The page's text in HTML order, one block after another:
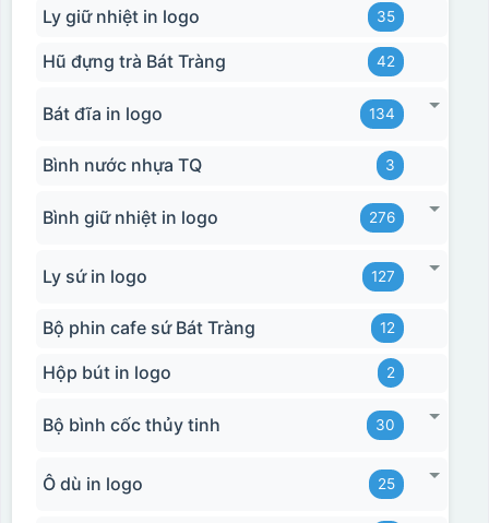
Ly giữ nhiệt in logo 35
Hũ đựng trà Bát Tràng 42
Bát đĩa in logo 134
Bình nước nhựa TQ 3
Bình giữ nhiệt in logo 276
Ly sứ in logo 127
Bộ phin cafe sứ Bát Tràng 12
Hộp bút in logo 2
Bộ bình cốc thủy tinh 30
Ô dù in logo 25